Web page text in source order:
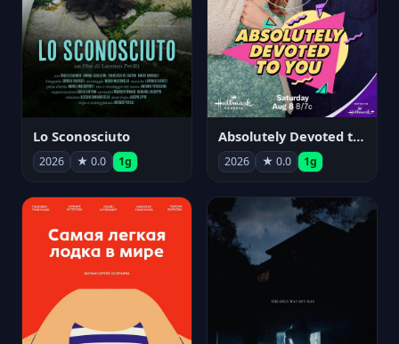
Lo Sconosciuto
2026 ★ 0.0 1g
Absolutely Devoted to You
2026 ★ 0.0 1g